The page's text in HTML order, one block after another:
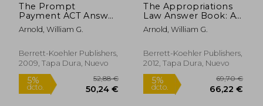
The Prompt
Payment ACT Answer
Book (en Inglés)
Arnold, William G.
Berrett-Koehler Publishers,
2009, Tapa Dura, Nuevo
The Appropriations
Law Answer Book: A
Q&A Guide to Fiscal
Law (en Inglés)
Arnold, William G.
Berrett-Koehler Publishers,
2012, Tapa Dura, Nuevo